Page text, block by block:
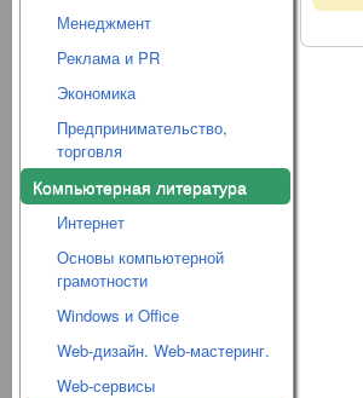
Менеджмент
Реклама и PR
Экономика
Предпринимательство,
торговля
Компьютерная литература
Интернет
Основы компьютерной
грамотности
Windows и Office
Web-дизайн. Web-мастеринг.
Web-сервисы